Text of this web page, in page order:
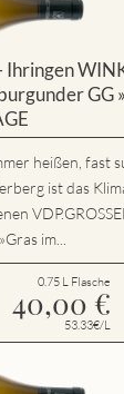
GG
heißen, fast
ist das
im...
0.75 L Flasche
40,00 €
53.33€/L